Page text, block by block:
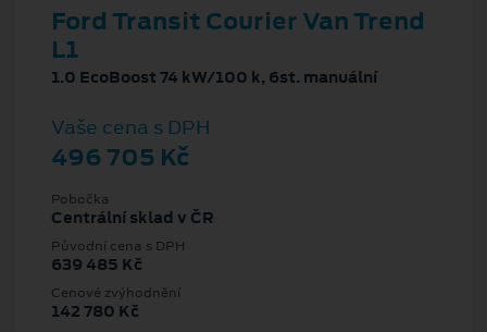
Ford Transit Courier Van Trend
L1
1.0 EcoBoost 74 kW/100 k, 6st. manuální
Vaše cena s DPH
496 705 Kč
Pobočka
Centrální sklad v ČR
Původní cena s DPH
639 485 Kč
Cenové zvýhodnění
142 780 Kč